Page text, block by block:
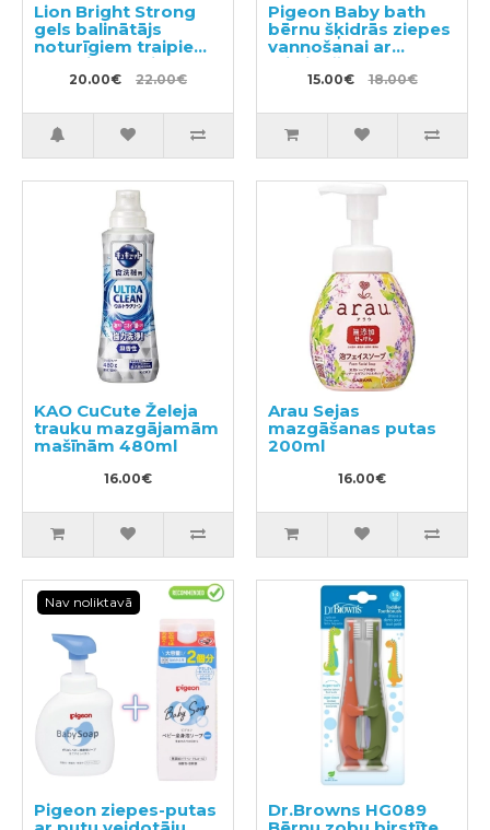
Lion Bright Strong
gels balinātājs
noturīgiem traipiem
ar antibakteriālu
efektu 510ml +
20.00€ 22.00€
Pigeon Baby bath
bērnu šķidrās ziepes
vannošanai ar
mitrinošo efektu un
apelsīnu aromātu
15.00€ 18.00€
KAO CuCute Želeja
trauku mazgājamām
mašīnām 480ml
16.00€
Arau Sejas
mazgāšanas putas
200ml
16.00€
Nav noliktavā
Pigeon ziepes-putas
Dr.Browns HG089